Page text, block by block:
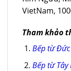
VietNam,
Tham khảo
Bếp từ Đức
Bếp từ Tây